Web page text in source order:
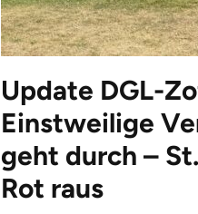
Update DGL-
Einstweilige
geht durch –
Rot raus